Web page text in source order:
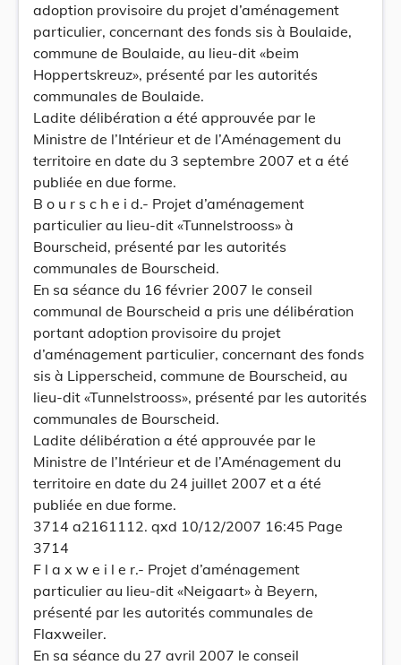
adoption provisoire du projet d’aménagement
particulier, concernant des fonds sis à Boulaide,
commune de Boulaide, au lieu-dit «beim
Hoppertskreuz», présenté par les autorités
communales de Boulaide.
Ladite délibération a été approuvée par le
Ministre de l’Intérieur et de l’Aménagement du
territoire en date du 3 septembre 2007 et a été
publiée en due forme.
B o u r s c h e i d.- Projet d’aménagement
particulier au lieu-dit «Tunnelstrooss» à
Bourscheid, présenté par les autorités
communales de Bourscheid.
En sa séance du 16 février 2007 le conseil
communal de Bourscheid a pris une délibération
portant adoption provisoire du projet
d’aménagement particulier, concernant des fonds
sis à Lipperscheid, commune de Bourscheid, au
lieu-dit «Tunnelstrooss», présenté par les autorités
communales de Bourscheid.
Ladite délibération a été approuvée par le
Ministre de l’Intérieur et de l’Aménagement du
territoire en date du 24 juillet 2007 et a été
publiée en due forme.
3714 a2161112. qxd 10/12/2007 16:45 Page
3714
F l a x w e i l e r.- Projet d’aménagement
particulier au lieu-dit «Neigaart» à Beyern,
présenté par les autorités communales de
Flaxweiler.
En sa séance du 27 avril 2007 le conseil